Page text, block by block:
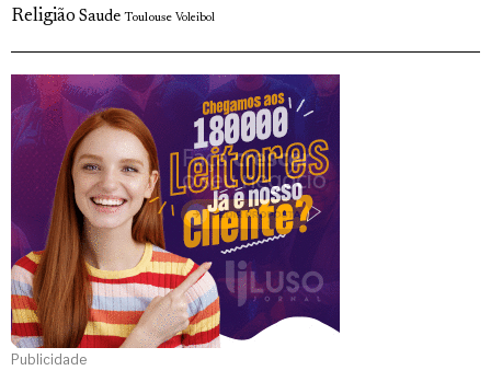
Religião Saude Toulouse Voleibol
Publicidade